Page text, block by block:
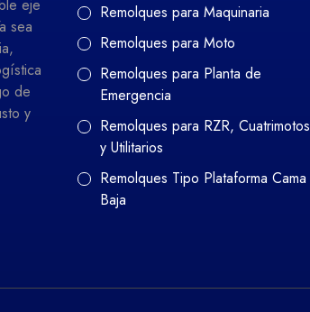
eje
sea
de
y
Remolques para Maquinaria
Remolques para Moto
Remolques para Planta de
Emergencia
Remolques para RZR, Cuatrimotos
y Utilitarios
Remolques Tipo Plataforma Cama
Baja